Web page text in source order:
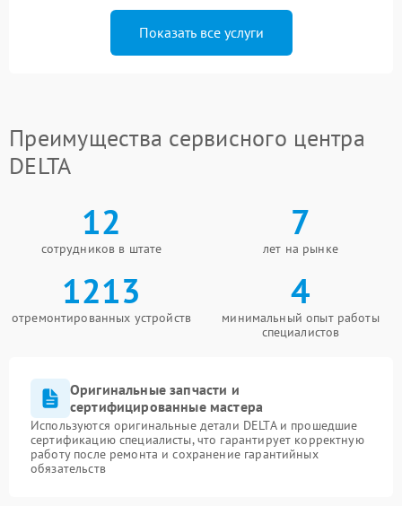
Показать все услуги
Преимущества сервисного центра
DELTA
12
сотрудников в штате
7
лет на рынке
1213
отремонтированных устройств
4
минимальный опыт работы
специалистов
Оригинальные запчасти и
сертифицированные мастера
Используются оригинальные детали DELTA и прошедшие
сертификацию специалисты, что гарантирует корректную
работу после ремонта и сохранение гарантийных
обязательств